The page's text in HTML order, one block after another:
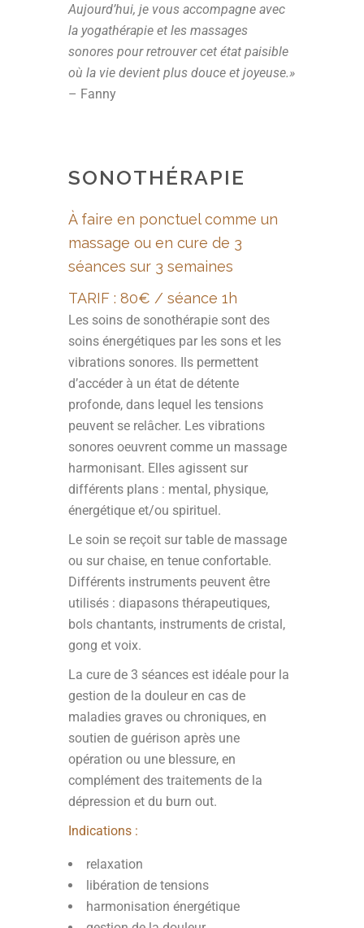
Aujourd’hui, je vous accompagne avec
la yogathérapie et les massages
sonores pour retrouver cet état paisible
où la vie devient plus douce et joyeuse.»
– Fanny
SONOTHÉRAPIE
À faire en ponctuel comme un
massage ou en cure de 3
séances sur 3 semaines
TARIF : 80€ / séance 1h
Les soins de sonothérapie sont des
soins énergétiques par les sons et les
vibrations sonores. Ils permettent
d’accéder à un état de détente
profonde, dans lequel les tensions
peuvent se relâcher. Les vibrations
sonores oeuvrent comme un massage
harmonisant. Elles agissent sur
différents plans : mental, physique,
énergétique et/ou spirituel.
Le soin se reçoit sur table de massage
ou sur chaise, en tenue confortable.
Différents instruments peuvent être
utilisés : diapasons thérapeutiques,
bols chantants, instruments de cristal,
gong et voix.
La cure de 3 séances est idéale pour la
gestion de la douleur en cas de
maladies graves ou chroniques, en
soutien de guérison après une
opération ou une blessure, en
complément des traitements de la
dépression et du burn out.
Indications :
relaxation
libération de tensions
harmonisation énergétique